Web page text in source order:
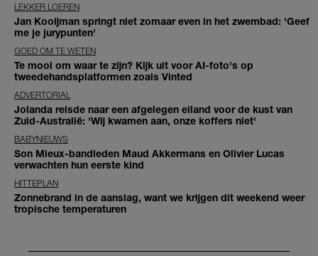
LEKKER LOEREN
Jan Kooijman springt niet zomaar even in het zwembad: 'Geef
me je jurypunten'
GOED OM TE WETEN
Te mooi om waar te zijn? Kijk uit voor AI-foto's op
tweedehandsplatformen zoals Vinted
ADVERTORIAL
Jolanda reisde naar een afgelegen eiland voor de kust van
Zuid-Australië: 'Wij kwamen aan, onze koffers niet'
BABYNIEUWS
Son Mieux-bandleden Maud Akkermans en Olivier Lucas
verwachten hun eerste kind
HITTEPLAN
Zonnebrand in de aanslag, want we krijgen dit weekend weer
tropische temperaturen